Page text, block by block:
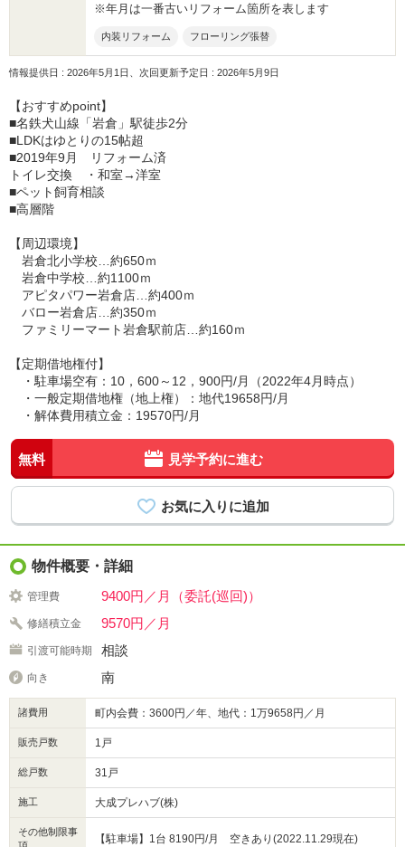
※年月は一番古いリフォーム箇所を表します
内装リフォーム フローリング張替
情報提供日 : 2026年5月1日、次回更新予定日 : 2026年5月9日
【おすすめpoint】
■名鉄犬山線「岩倉」駅徒歩2分
■LDKはゆとりの15帖超
■2019年9月 リフォーム済
トイレ交換 ・和室→洋室
■ペット飼育相談
■高層階
【周辺環境】
岩倉北小学校…約650ｍ
岩倉中学校…約1100ｍ
アピタパワー岩倉店…約400ｍ
バロー岩倉店…約350ｍ
ファミリーマート岩倉駅前店…約160ｍ
【定期借地権付】
・駐車場空有：10，600～12，900円/月（2022年4月時点）
・一般定期借地権（地上権）：地代19658円/月
・解体費用積立金：19570円/月
無料 見学予約に進む
物件概要・詳細
管理費 9400円／月（委託(巡回)）
修繕積立金 9570円／月
引渡可能時期 相談
向き 南
諸費用 町内会費：3600円／年、地代：1万9658円／月
販売戸数 1戸
総戸数 31戸
施工 大成プレハブ(株)
その他制限事
【駐車場】1台 8190円/月 空きあり(2022.11.29現在)